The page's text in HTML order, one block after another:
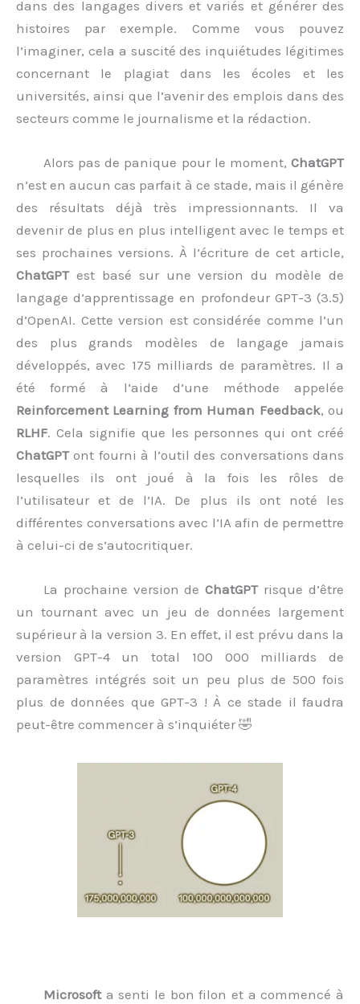
dans des langages divers et variés et générer des
histoires par exemple. Comme vous pouvez
l’imaginer, cela a suscité des inquiétudes légitimes
concernant le plagiat dans les écoles et les
universités, ainsi que l’avenir des emplois dans des
secteurs comme le journalisme et la rédaction.
Alors pas de panique pour le moment, ChatGPT
n’est en aucun cas parfait à ce stade, mais il génère
des résultats déjà très impressionnants. Il va
devenir de plus en plus intelligent avec le temps et
ses prochaines versions. À l’écriture de cet article,
ChatGPTest basé sur une version du modèle de
langage d’apprentissage en profondeur GPT-3 (3.5)
d’OpenAI. Cette version est considérée comme l’un
des plus grands modèles de langage jamais
développés, avec 175 milliards de paramètres. Il a
été formé à l’aide d’une méthode appelée
Reinforcement Learning from Human Feedback, ou
RLHF. Cela signifie que les personnes qui ont créé
ChatGPTont fourni à l’outil des conversations dans
lesquelles ils ont joué à la fois les rôles de
l’utilisateur et de l’IA. De plus ils ont noté les
différentes conversations avec l’IA afin de permettre
à celui-ci de s’autocritiquer.
La prochaine version deChatGPTrisque d’être
un tournant avec un jeu de données largement
supérieur à la version 3. En effet, il est prévu dans la
version GPT-4 un total 100 000 milliards de
paramètres intégrés soit un peu plus de 500 fois
plus de données que GPT-3 ! À ce stade il faudra
peut-être commencer à s’inquiéter 🤣
Microsofta senti le bon filon et a commencé à